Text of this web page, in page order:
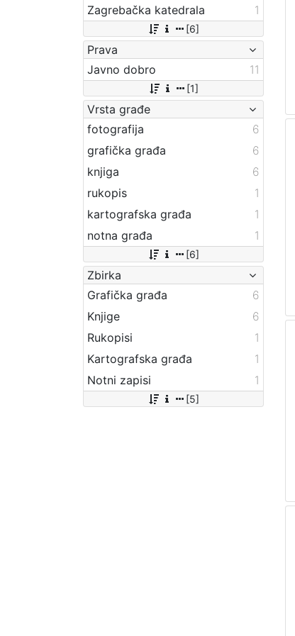
Zagrebačka katedrala
1
[6]
Prava
Javno dobro
11
[1]
Vrsta građe
fotografija
6
grafička građa
6
knjiga
6
rukopis
1
kartografska građa
1
notna građa
1
[6]
Zbirka
Grafička građa
6
Knjige
6
Rukopisi
1
Kartografska građa
1
Notni zapisi
1
[5]